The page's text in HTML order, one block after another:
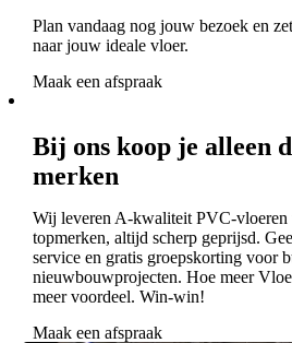
Plan vandaag nog jouw bezoek en
naar jouw ideale vloer.
Maak een afspraak
Bij ons koop je alleen
merken
Wij leveren A-kwaliteit PVC-vloeren
topmerken, altijd scherp geprijsd.
service en gratis groepskorting voor
nieuwbouwprojecten. Hoe meer
meer voordeel. Win-win!
Maak een afspraak